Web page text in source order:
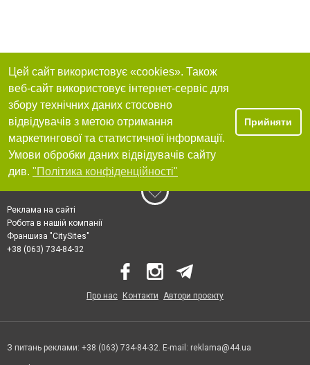
Цей сайт використовує «cookies». Також
веб-сайт використовує інтернет-сервіс для
збору технічних даних стосовно
відвідувачів з метою отримання
маркетингової та статистичної інформації.
Умови обробки даних відвідувачів сайту
див. "Політика конфіденційності"
Прийняти
Реклама на сайті
Робота в нашій компанії
Франшиза "CitySites"
+38 (063) 734-84-32
Про нас Контакти Автори проєкту
З питань реклами: +38 (063) 734-84-32. E-mail: reklama@44.ua